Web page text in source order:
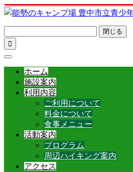
閉じる

ホーム
施設案内
利用内容
ご利用について
料金について
食事メニュー
活動案内
プログラム
周辺ハイキング案内
アクセス